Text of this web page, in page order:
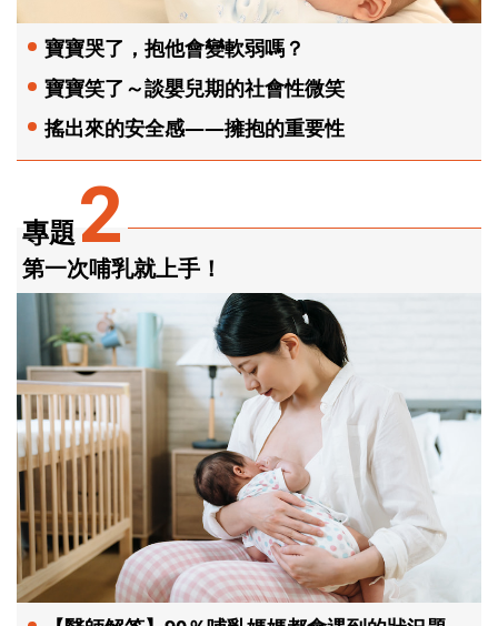
專題2
第一次哺乳就上手！
寶寶哭了，抱他會變軟弱嗎？
寶寶笑了～談嬰兒期的社會性微笑
搖出來的安全感——擁抱的重要性